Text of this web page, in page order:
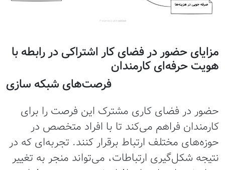
مزایای حضور در فضای کار اشتراکی در رابطه با
هویت حرفه‌ای کارمندان
فرصت‌های شبکه‌ سازی
حضور در فضای کاری مشترک این فرصت را برای
کارمندان فراهم می‌کند تا با افراد متخصص در
حوزه‌های مختلف ارتباط برقرار کنند. تجربه‌ای که در
نتیجه شکل‌گیری ارتباطات، می‌تواند منجر به تغییر